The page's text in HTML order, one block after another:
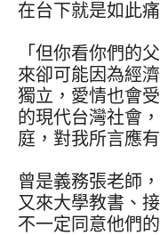
在台下就是如此
「但你看你們的
來卻可能因為經
獨立，愛情也會
的現代台灣社會
庭，對我所言應有
曾是義務張老師
又來大學教書、
不一定同意他們